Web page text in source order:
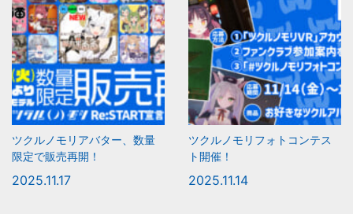
ツクルノモリアバター、数量
限定で販売再開！
2025.11.17
ツクルノモリフォトコンテス
ト開催！
2025.11.14